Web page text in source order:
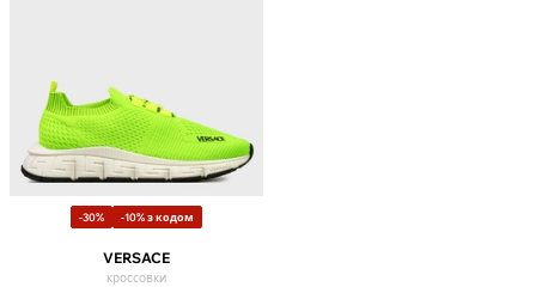
-30% -10% з кодом
VERSACE
кроссовки